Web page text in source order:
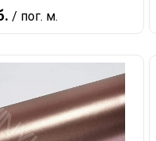
/ пог. м.
Предзаказ
1 клик К сравнению
Под заказ